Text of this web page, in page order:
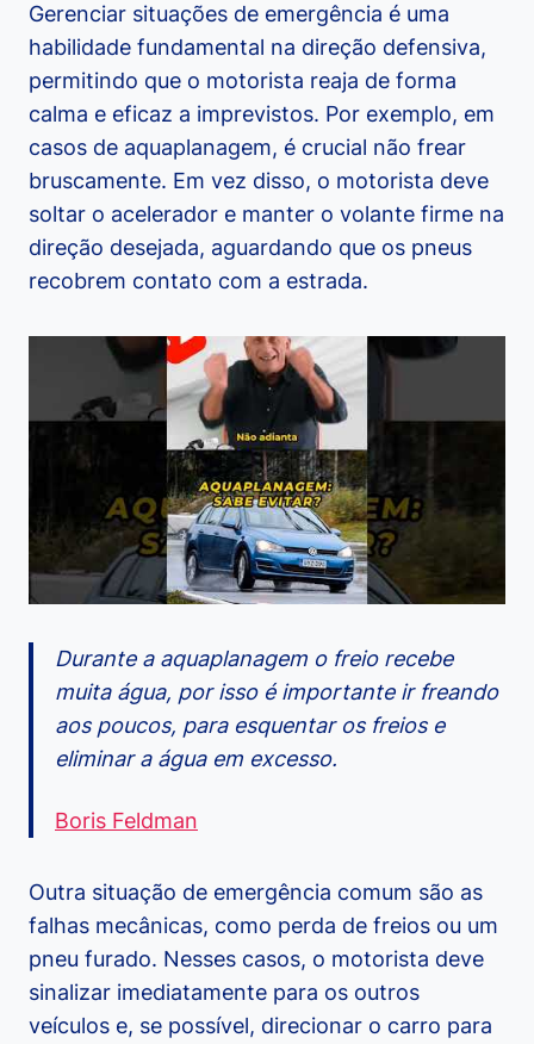
Gerenciar situações de emergência é uma
habilidade fundamental na direção defensiva,
permitindo que o motorista reaja de forma
calma e eficaz a imprevistos. Por exemplo, em
casos de aquaplanagem, é crucial não frear
bruscamente. Em vez disso, o motorista deve
soltar o acelerador e manter o volante firme na
direção desejada, aguardando que os pneus
recobrem contato com a estrada.
Durante a aquaplanagem o freio recebe
muita água, por isso é importante ir freando
aos poucos, para esquentar os freios e
eliminar a água em excesso.
Boris Feldman
Outra situação de emergência comum são as
falhas mecânicas, como perda de freios ou um
pneu furado. Nesses casos, o motorista deve
sinalizar imediatamente para os outros
veículos e, se possível, direcionar o carro para